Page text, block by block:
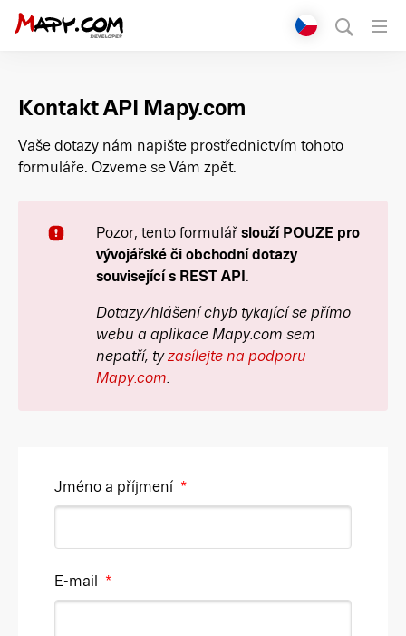
Přepnout jazyk
Kontakt API Mapy.com
Vaše dotazy nám napište prostřednictvím tohoto
formuláře. Ozveme se Vám zpět.
Pozor, tento formulář slouží POUZE pro
vývojářské či obchodní dotazy
související s REST API.
Dotazy/hlášení chyb tykající se přímo
webu a aplikace Mapy.com sem
nepatří, tyzasílejte na podporu
Mapy.com.
Jméno a příjmení *
E-mail *